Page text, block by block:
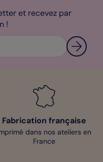
et recevez par
!
Fabrication française
dans nos ateliers en
France